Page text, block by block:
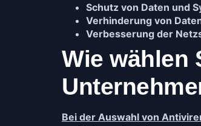
Schutz von Daten und
Verhinderung von
Verbesserung der
Wie wählen
Bei der Auswahl von